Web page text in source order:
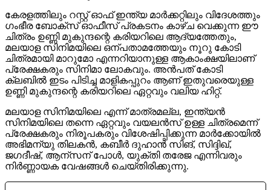
കേരളത്തിലും റസ്റ്റ് ഓഫ് ഇന്ത്യ മാർക്കറ്റിലും വിദേശത്തും
ഗംഭീര ബോക്സ് ഓഫീസ് പ്രകടനം കാഴ്ച വെക്കുന്ന ഈ
ചിത്രം ഉണ്ണി മുകുന്ദന്റെ കരിയറിലെ ആദ്യത്തേതും,
മലയാള സിനിമയിലെ ഒന്പതാമത്തേയും നൂറു കോടി
ചിത്രമായി മാറുമോ എന്നറിയാനുള്ള ആകാംക്ഷയിലാണ്
പ്രേക്ഷകരും സിനിമാ ലോകവും. അൻപത് കോടി
ക്ലബിൽ ഇടം പിടിച്ച മാളികപ്പുറം ആണ് ഇതുവരെയുള്ള
ഉണ്ണി മുകുന്ദന്റെ കരിയറിലെ ഏറ്റവും വലിയ ഹിറ്റ്.
മലയാള സിനിമയിലെ എന്ന് മാത്രമല്ല, ഇന്ത്യൻ
സിനിമയിലെ തന്നെ ഏറ്റവും വയലൻസ് ഉള്ള ചിത്രമെന്ന്
പ്രേക്ഷകരും നിരൂപകരും വിശേഷിപ്പിക്കുന്ന മാർക്കോയിൽ
അഭിമന്യു തിലകൻ, കബീർ ദുഹാൻ സിങ്, സിദ്ദിഖ്,
ജഗദീഷ്, ആന്സന് പോൾ, യുക്തി തരേജ എന്നിവരും
നിർണ്ണായക വേഷങ്ങൾ ചെയ്തിരിക്കുന്നു.